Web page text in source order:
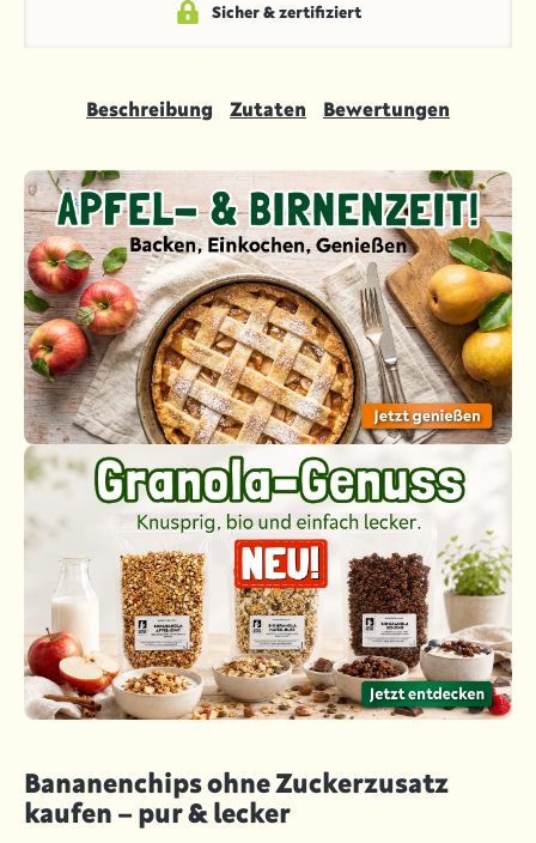
Sicher & zertifiziert
Beschreibung Zutaten Bewertungen
Bananenchips ohne Zuckerzusatz
kaufen – pur & lecker